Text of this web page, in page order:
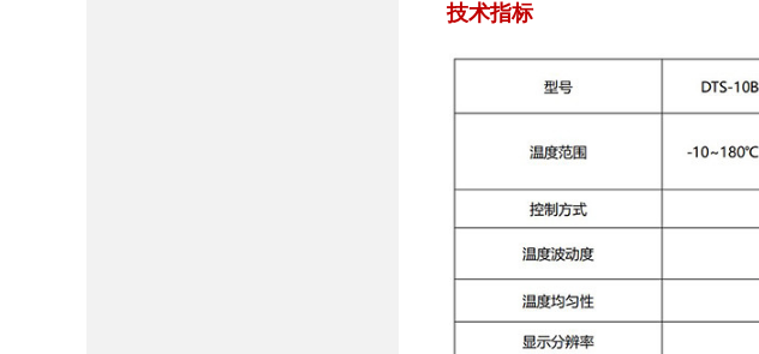
便携式校准仪器
DTS-300B 超便携智
DTS-180B 超便携智
DTS-180BX-mt 微型
技术指标